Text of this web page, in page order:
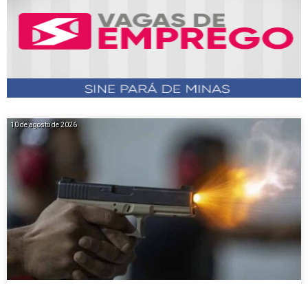
10 de agosto de 2026